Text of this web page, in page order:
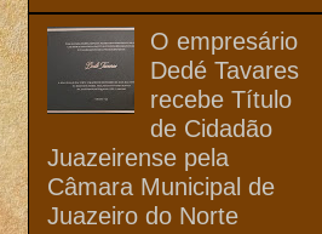
O empresário
Dedé Tavares
recebe Título
de Cidadão
Juazeirense pela
Câmara Municipal de
Juazeiro do Norte